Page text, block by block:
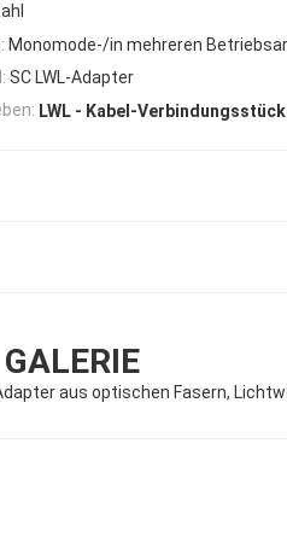
Monomode-/in mehreren
SC LWL-Adapter
LWL - Kabel-
GALERIE
aus optischen Fasern,